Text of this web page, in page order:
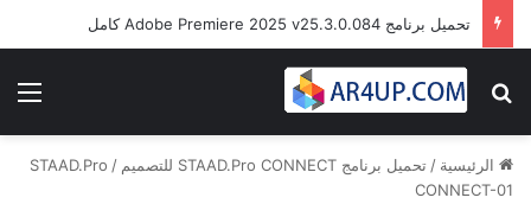
تحميل برنامج Adobe Premiere 2025 v25.3.0.084 كامل
بحث عن
الرئيسية / تحميل برنامج STAAD.Pro CONNECT للتصميم /
STAAD.Pro
CONNECT-01